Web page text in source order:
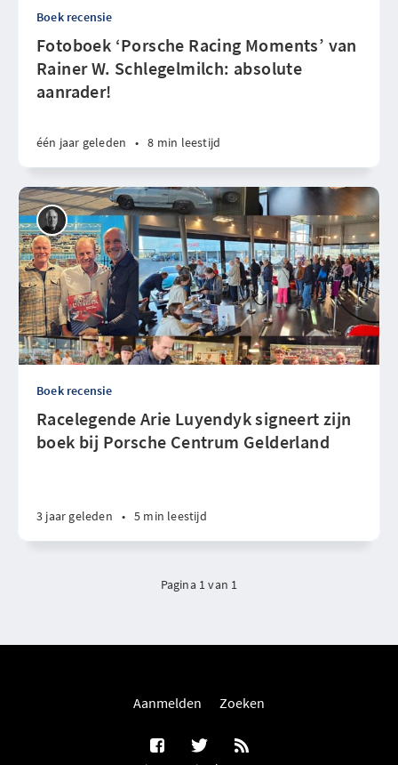
Boek recensie
Fotoboek ‘Porsche Racing Moments’ van
Rainer W. Schlegelmilch: absolute
aanrader!
één jaar geleden • 8 min leestijd
Boek recensie
Racelegende Arie Luyendyk signeert zijn
boek bij Porsche Centrum Gelderland
3 jaar geleden • 5 min leestijd
Pagina 1 van 1
Aanmelden Zoeken